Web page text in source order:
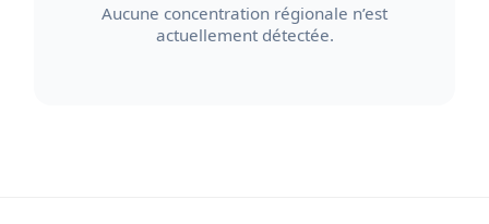
Aucune concentration régionale n’est
actuellement détectée.